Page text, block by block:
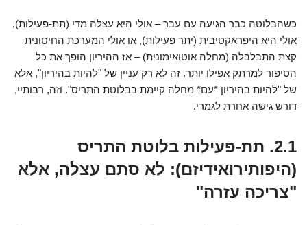
כשהבלוטה כבר הגיעה עם עבר – אולי היא עצלה מדי (תת-פעילות),
אולי היא היפראקטיבית (יתר פעילות), או אולי המערכת החיסונית
קצת התבלבלה (מחלה אוטואימונית) – אז ההיריון הופך את כל
הסיפור למרתק אפילו יותר. זה לא רק עניין של "להיות בהיריון", אלא
של "להיות בהיריון *עם* מחלה קיימת בבלוטת התריס". וזה, רבותיי,
דורש גישה אחרת לגמרי.
2.1. תת-פעילות בלוטת התריס
(היפותירואידיזם): לא סתם עצלה, אלא
"צריכה עזרה"